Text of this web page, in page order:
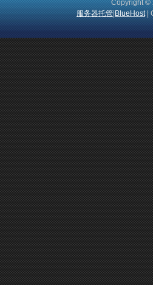
Copyright ©
服务器托管| BlueHost|